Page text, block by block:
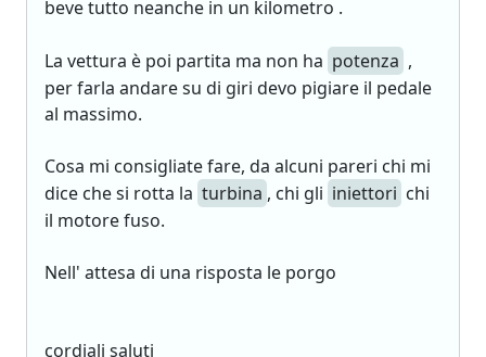
beve tutto neanche in un kilometro .
La vettura è poi partita ma non ha potenza ,
per farla andare su di giri devo pigiare il pedale
al massimo.
Cosa mi consigliate fare, da alcuni pareri chi mi
dice che si rotta la turbina , chi gli iniettori chi
il motore fuso.
Nell' attesa di una risposta le porgo
cordiali saluti